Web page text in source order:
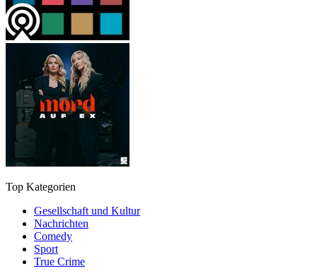
Top Kategorien
Gesellschaft und Kultur
Nachrichten
Comedy
Sport
True Crime